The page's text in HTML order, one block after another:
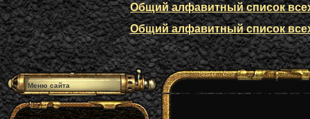
Общий алфавитный список
Общий алфавитный список
Меню сайта